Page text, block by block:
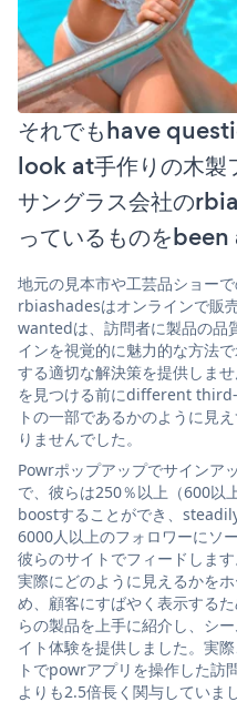
それでもhave
look at手作りの木製
サングラス会社の
っているものを
地元の見本市や工芸品ショー
rbiashadesはオンラインで販
wantedは、訪問者に製品の品
インを視覚的に魅力的な方法
する適切な解決策を提供しま
を見つける前にdifferent
トの一部であるかのように見
りませんでした。
Powrポップアップでサイン
で、彼らは250％以上（600以
boostすることができ、
6000人以上のフォロワーにソ
彼らのサイトでフィードしま
実際にどのように見えるかを
め、顧客にすばやく表示する
らの製品を上手に紹介し、シ
イト体験を提供しました。実
トでpowrアプリを操作した訪
よりも2.5倍長く関与していまし